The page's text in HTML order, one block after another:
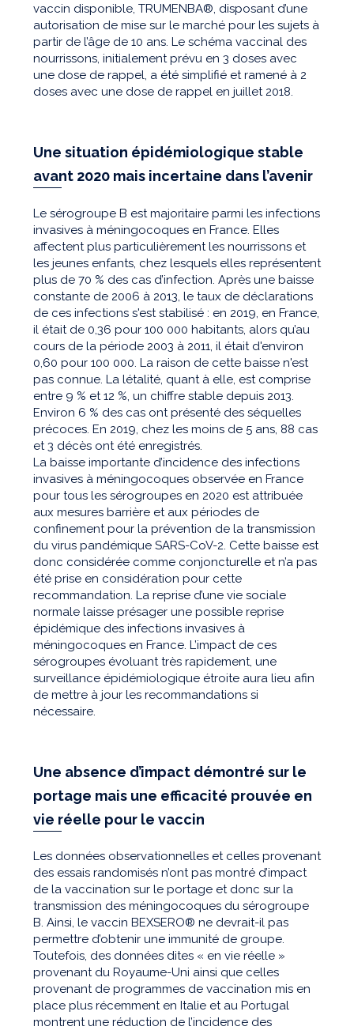
vaccin disponible, TRUMENBA®, disposant d’une
autorisation de mise sur le marché pour les sujets à
partir de l’âge de 10 ans. Le schéma vaccinal des
nourrissons, initialement prévu en 3 doses avec
une dose de rappel, a été simplifié et ramené à 2
doses avec une dose de rappel en juillet 2018.
Une situation épidémiologique stable
avant 2020 mais incertaine dans l’avenir
Le sérogroupe B est majoritaire parmi les infections
invasives à méningocoques en France. Elles
affectent plus particulièrement les nourrissons et
les jeunes enfants, chez lesquels elles représentent
plus de 70 % des cas d’infection. Après une baisse
constante de 2006 à 2013, le taux de déclarations
de ces infections s'est stabilisé : en 2019, en France,
il était de 0,36 pour 100 000 habitants, alors qu’au
cours de la période 2003 à 2011, il était d'environ
0,60 pour 100 000. La raison de cette baisse n'est
pas connue. La létalité, quant à elle, est comprise
entre 9 % et 12 %, un chiffre stable depuis 2013.
Environ 6 % des cas ont présenté des séquelles
précoces. En 2019, chez les moins de 5 ans, 88 cas
et 3 décès ont été enregistrés.
La baisse importante d’incidence des infections
invasives à méningocoques observée en France
pour tous les sérogroupes en 2020 est attribuée
aux mesures barrière et aux périodes de
confinement pour la prévention de la transmission
du virus pandémique SARS-CoV-2. Cette baisse est
donc considérée comme conjoncturelle et n’a pas
été prise en considération pour cette
recommandation. La reprise d’une vie sociale
normale laisse présager une possible reprise
épidémique des infections invasives à
méningocoques en France. L’impact de ces
sérogroupes évoluant très rapidement, une
surveillance épidémiologique étroite aura lieu afin
de mettre à jour les recommandations si
nécessaire.
Une absence d’impact démontré sur le
portage mais une efficacité prouvée en
vie réelle pour le vaccin
Les données observationnelles et celles provenant
des essais randomisés n’ont pas montré d’impact
de la vaccination sur le portage et donc sur la
transmission des méningocoques du sérogroupe
B. Ainsi, le vaccin BEXSERO® ne devrait-il pas
permettre d’obtenir une immunité de groupe.
Toutefois, des données dites « en vie réelle »
provenant du Royaume-Uni ainsi que celles
provenant de programmes de vaccination mis en
place plus récemment en Italie et au Portugal
montrent une réduction de l’incidence des